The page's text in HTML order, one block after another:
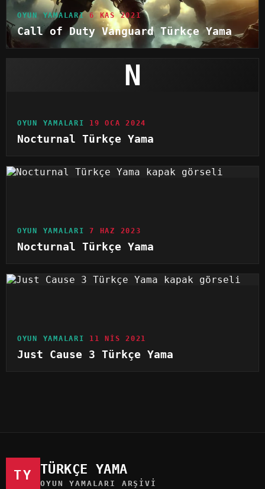
OYUN YAMALARI 6 KAS 2021
Call of Duty Vanguard Türkçe Yama
N
OYUN YAMALARI 19 OCA 2024
Nocturnal Türkçe Yama
OYUN YAMALARI 7 HAZ 2023
Nocturnal Türkçe Yama
OYUN YAMALARI 11 NIS 2021
Just Cause 3 Türkçe Yama
TY TÜRKÇE YAMA
OYUN YAMALARI ARŞIVI